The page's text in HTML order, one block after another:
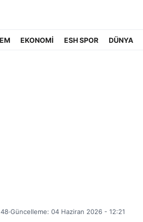
EKONOMİ ESH SPOR DÜNYA
Güncelleme: 04 Haziran 2026 - 12:21